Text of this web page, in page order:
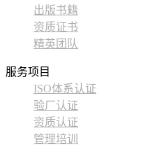
出版书籍
资质证书
精英团队
服务项目
ISO体系认证
验厂认证
资质认证
管理培训